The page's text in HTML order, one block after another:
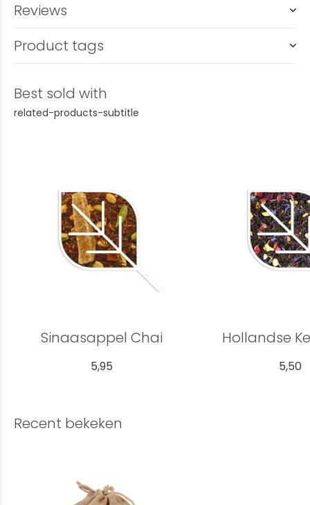
Reviews
Product tags
Best sold with
related-products-subtitle
Sinaasappel Chai
5,95
Hollandse
5,50
Recent bekeken